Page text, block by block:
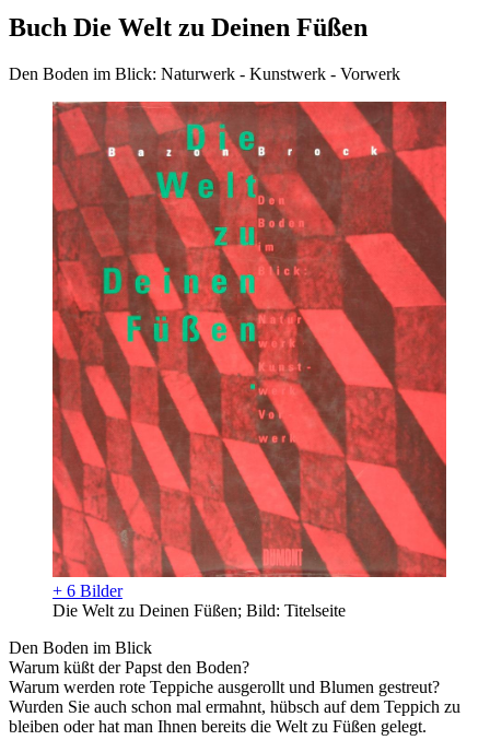
Buch Die Welt zu Deinen Füßen
Den Boden im Blick: Naturwerk - Kunstwerk - Vorwerk
+ 6 Bilder
Die Welt zu Deinen Füßen; Bild: Titelseite
Den Boden im Blick
Warum küßt der Papst den Boden?
Warum werden rote Teppiche ausgerollt und Blumen gestreut?
Wurden Sie auch schon mal ermahnt, hübsch auf dem Teppich zu
bleiben oder hat man Ihnen bereits die Welt zu Füßen gelegt.